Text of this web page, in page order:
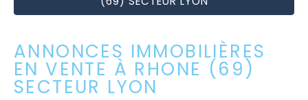
ANNONCES IMMOBILIÈRES
EN VENTE À RHONE (69)
SECTEUR LYON